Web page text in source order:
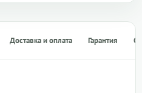
Доставка и оплата Гарантия